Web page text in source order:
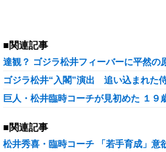
■関連記事
達観？ ゴジラ松井フィーバーに平然の
ゴジラ松井“入閣”演出 追い込まれた
巨人・松井臨時コーチが見初めた １９
■関連記事
松井秀喜・臨時コーチ 「若手育成」意